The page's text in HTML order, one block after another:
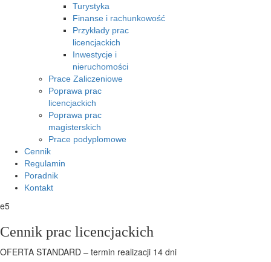
Turystyka
Finanse i rachunkowość
Przykłady prac
licencjackich
Inwestycje i
nieruchomości
Prace Zaliczeniowe
Poprawa prac
licencjackich
Poprawa prac
magisterskich
Prace podyplomowe
Cennik
Regulamin
Poradnik
Kontakt
e5
Cennik prac licencjackich
OFERTA STANDARD – termin realizacji 14 dni